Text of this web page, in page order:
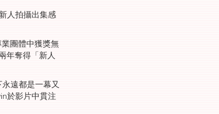
人拍攝出集感
團體中獲獎無
年奪得「新人
遠都是一幕又
於影片中貫注